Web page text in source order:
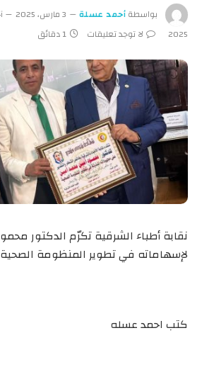
بواسطةأحمد عسلة 3 مارس، 2025
2025
لا توجد تعليقات 1 دقائق
نقابة أطباء الشرقية تكرّم الدكتور
لإسهاماته في تطوير المنظومة الصحية
كتب احمد عسله